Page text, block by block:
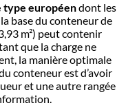
type européendont les
base du conteneur de
m²) peut contenir
que la charge ne
la manière optimale
conteneur est d’avoir
et une autre rangée